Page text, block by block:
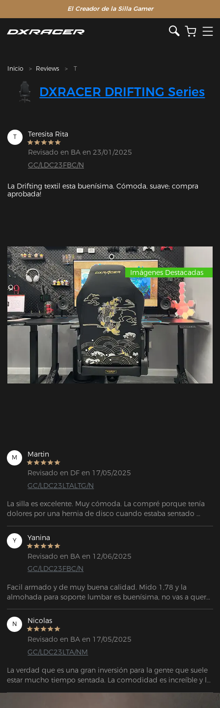
El Creador de la Silla Gamer
Inicio Reviews T
DXRACER DRIFTING Series
T Teresita Rita
Revisado en BA en 23/01/2025
GC/LDC23FBC/N
La Drifting textil esta buenísima. Cómoda, suave; compra
aprobada!
Imágenes Destacadas
M Martin
Revisado en DF en 17/05/2025
GC/LDC23LTALTG/N
La silla es excelente. Muy cómoda. La compré porque tenía
dolores por una hernia de disco cuando estaba sentado
almohadilla de soporte lumbar es genial. Ya al sentarse por
primera vez te das cuenta que los materiales son de primera.
Y Yanina
Revisado en BA en 12/06/2025
GC/LDC23FBC/N
Facil armado y de muy buena calidad. Mido 1,78 y la
almohada para soporte lumbar es buenísima, no vas a querer
dejar de usarla. Nunca me levanto con dolor y paso a veces
10 horas sentada. En lo personal siento q produce menos
calor que el cuero al ser de tela.
N Nicolas
Revisado en BA en 17/05/2025
GC/LDC23LTA/NM
La verdad que es una gran inversión para la gente que suele
estar mucho tiempo sentada. La comodidad es increíble y la